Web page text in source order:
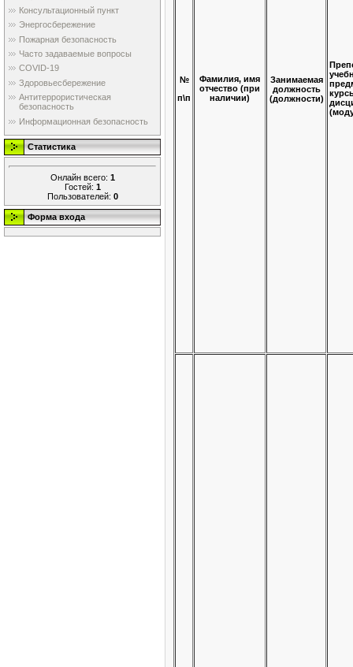
Консультационный пункт
Энергосбережение
Пожарная безопасность
Часто задаваемые вопросы
COVID-19
Здоровьесбережение
Антитеррористическая
безопасность
Информационная безопасность
Статистика
Онлайн всего: 1
Гостей: 1
Пользователей: 0
Форма входа
№
п\п
Фамилия, имя
отчество (при
наличии)
Занимаемая
должность
(должности)